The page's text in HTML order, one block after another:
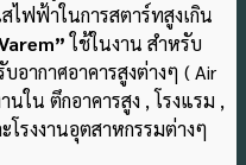
ไฟฟ้าในการสตาร์ทสูงเกิน
ใช้ในงาน สำหรับ
อากาศอาคารสูงต่างๆ ( Air
ใน ตึกอาคารสูง , โรงแรม ,
รงงานอุตสาหกรรมต่างๆ